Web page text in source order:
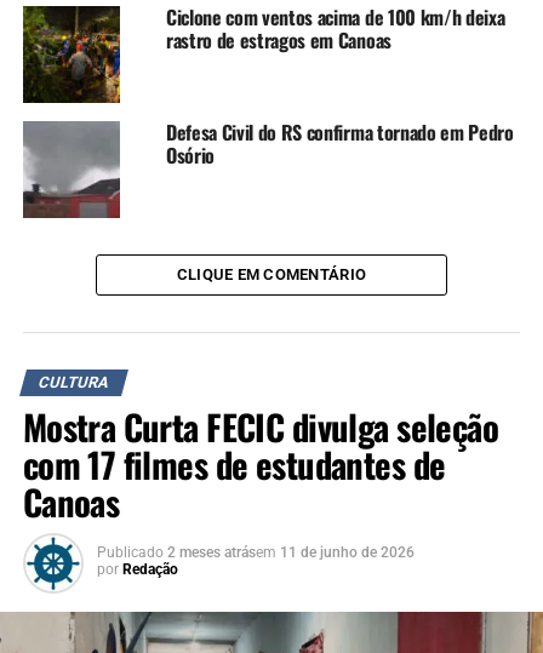
Horários de atendimento na bilheteria:
Terça-feira: das 20h à 1h
Sextas e sábados: das 17h às 4h
Informações
TÓPICOS RELACIONADOS: CANOAS
CLUBE TRADIÇÃO
Sesc Canoas recebe espetáculos de grupos teatrais
gaúchos com foco em negritude
NÃO SE ESQUEÇA
Espetáculo COMA estreia em setembro em Canoas e
convida o público para jornada sensorial profunda
Ciclone com ventos acima de 100 km/h deixa
rastro de estragos em Canoas
Defesa Civil do RS confirma tornado em Pedro
Osório
CLIQUE EM COMENTÁRIO
CULTURA
Mostra Curta FECIC divulga seleção
com 17 filmes de estudantes de
Canoas
Publicado 2 meses atrásem 11 de junho de 2026
por Redação